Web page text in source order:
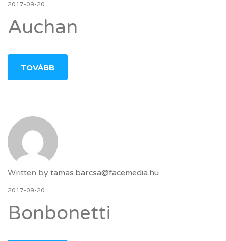
2017-09-20
Auchan
TOVÁBB
Written by tamas.barcsa@facemedia.hu
2017-09-20
Bonbonetti